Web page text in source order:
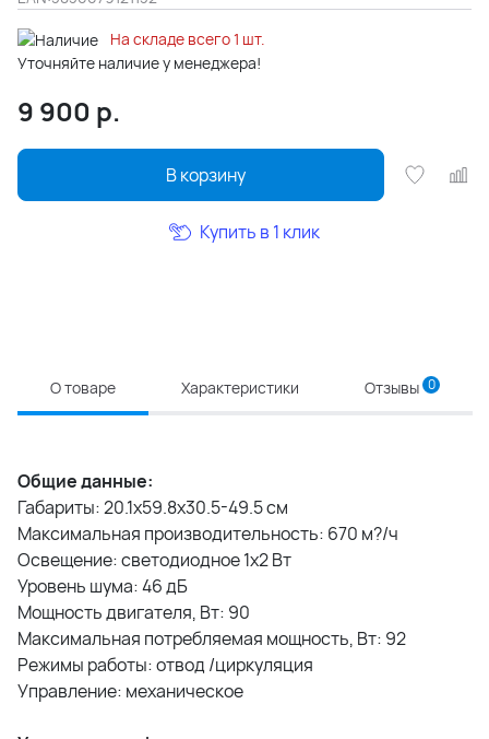
На складе всего 1 шт.
Уточняйте наличие у менеджера!
9 900 р.
В корзину
Купить в 1 клик
О товаре Характеристики Отзывы 0
Общие данные:
Габариты: 20.1x59.8x30.5-49.5 см
Максимальная производительность: 670 м?/ч
Освещение: светодиодное 1х2 Вт
Уровень шума: 46 дБ
Мощность двигателя, Вт: 90
Максимальная потребляемая мощность, Вт: 92
Режимы работы: отвод /циркуляция
Управление: механическое